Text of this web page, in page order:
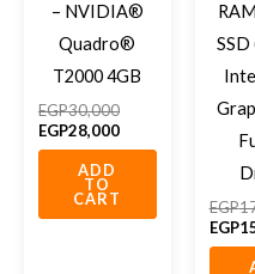
– NVIDIA®
Quadro®
T2000 4GB
EGP30,000
EGP28,000
ADD
TO
CART
SSD
EGP
EGP